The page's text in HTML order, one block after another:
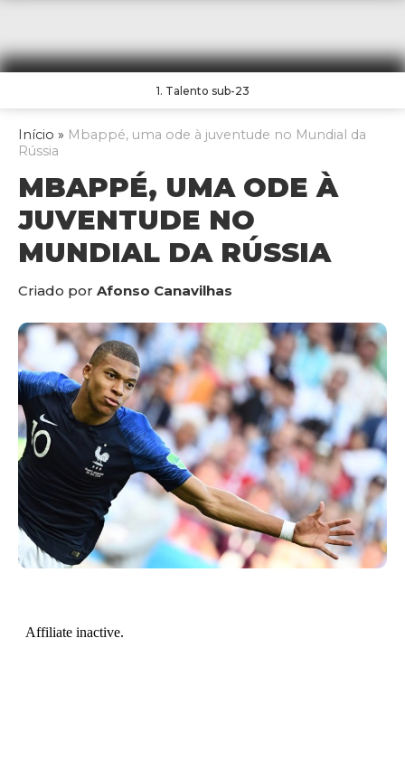
1. Talento sub-23
Início » Mbappé, uma ode à juventude no Mundial da
Rússia
MBAPPÉ, UMA ODE À
JUVENTUDE NO
MUNDIAL DA RÚSSIA
Criado por Afonso Canavilhas